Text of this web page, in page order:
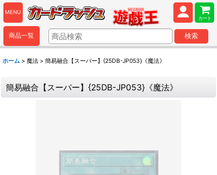
MENU
カート
商品一覧 検索
ホーム > 魔法 > 簡易融合【スーパー】{25DB-JP053}《魔法》
簡易融合【スーパー】{25DB-JP053}《魔法》